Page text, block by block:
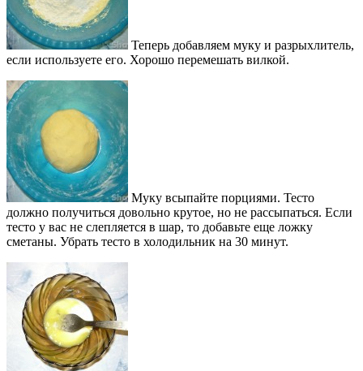
Теперь добавляем муку и разрыхлитель,
если используете его. Хорошо перемешать вилкой.
Муку всыпайте порциями. Тесто
должно получиться довольно крутое, но не рассыпаться. Если
тесто у вас не слепляется в шар, то добавьте еще ложку
сметаны. Убрать тесто в холодильник на 30 минут.